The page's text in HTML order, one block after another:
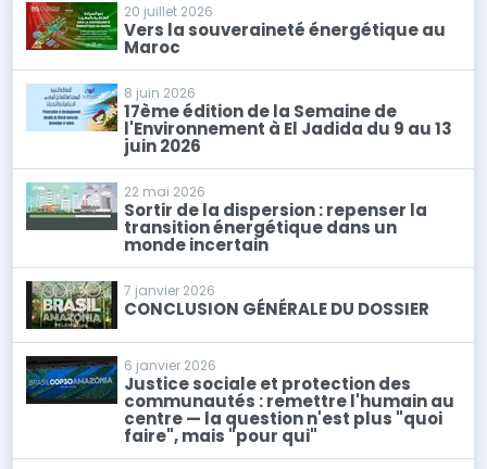
20 juillet 2026
Vers la souveraineté énergétique au
Maroc
8 juin 2026
17ème édition de la Semaine de
l'Environnement à El Jadida du 9 au 13
juin 2026
22 mai 2026
Sortir de la dispersion : repenser la
transition énergétique dans un
monde incertain
7 janvier 2026
CONCLUSION GÉNÉRALE DU DOSSIER
6 janvier 2026
Justice sociale et protection des
communautés : remettre l'humain au
centre — la question n'est plus "quoi
faire", mais "pour qui"